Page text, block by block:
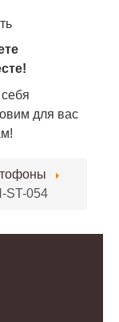
для вас
ST-054